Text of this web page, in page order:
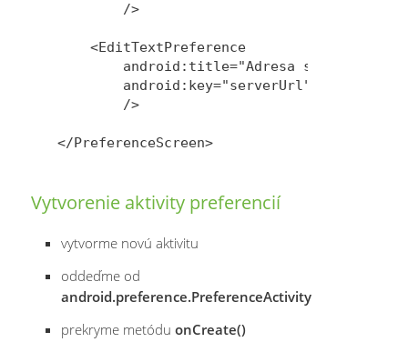
        />
    <EditTextPreference
        android:title="Adresa servera"
        android:key="serverUrl"
        />
Vytvorenie aktivity preferencií
vytvorme novú aktivitu
oddeďme od
android.preference.PreferenceActivity
prekryme metódu onCreate()